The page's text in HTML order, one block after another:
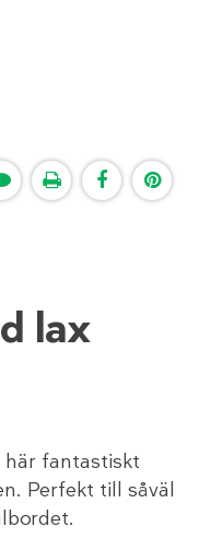
lax
här fantastiskt
Perfekt till såväl